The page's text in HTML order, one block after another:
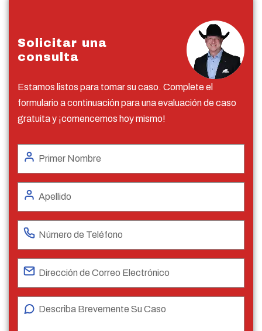
Solicitar una
consulta
Estamos listos para tomar su caso. Complete el
formulario a continuación para una evaluación de caso
gratuita y ¡comencemos hoy mismo!